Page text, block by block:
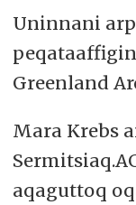
Uninnani
Greenland
Mara Krebs
aqaguttoq